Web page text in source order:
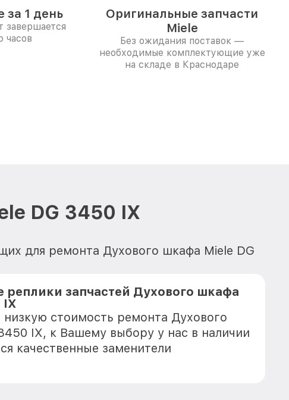
за 1 день
завершается
часов
Оригинальные запчасти
Miele
Без ожидания поставок —
необходимые комплектующие уже
на складе в Краснодаре
DG 3450 IX
для ремонта Духового шкафа Miele DG
реплики запчастей Духового шкафа
IX
стоимость ремонта Духового
IX, к Вашему выбору у нас в наличии
качественные заменители